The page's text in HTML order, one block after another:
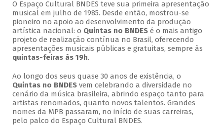
O Espaço Cultural BNDES teve sua primeira apresentação
musical em julho de 1985. Desde então, mostrou-se
pioneiro no apoio ao desenvolvimento da produção
artística nacional: o Quintas no BNDESé o mais antigo
projeto de realização contínua no Brasil, oferecendo
apresentações musicais públicas e gratuitas, sempre às
quintas-feiras às 19h.
Ao longo dos seus quase 30 anos de existência, o
Quintas no BNDESvem celebrando a diversidade no
cenário da música brasileira, abrindo espaço tanto para
artistas renomados, quanto novos talentos. Grandes
nomes da MPB passaram, no início de suas carreiras,
pelo palco do Espaço Cultural BNDES.